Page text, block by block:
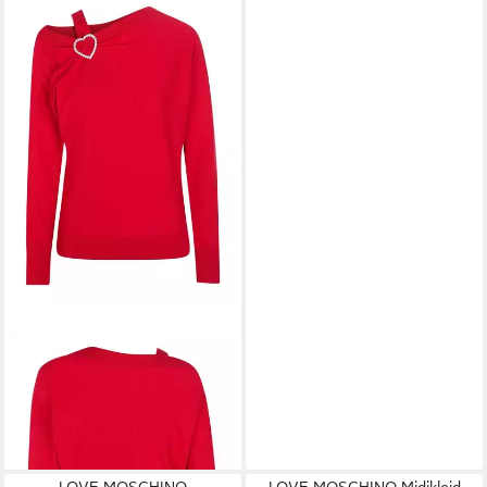
LOVE MOSCHINO
Rundhalspullover
149,00 €
-57%